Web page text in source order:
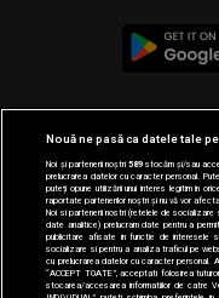
© 2019-2026 DOGAN
Nouă ne pasă ca datele tale
Noi și partenerii noștri589stocăm și/sau
prelucrarea datelor cu caracter personal.
puteți opune utilizării unui interes legitim în
raportate partenerilor noștri și nu vă vor afecta
Noi si partenerii nostri (retelele de socializare
date analitice) prelucram date pentru a
publicitare afisate in functie de interesele
socializare si pentru a analiza traficul pe
cu prelucrarea datelor cu caracter
“ACCEPT TOATE”, acceptati folosirea
stocarea/accesarea informatiilor de catre